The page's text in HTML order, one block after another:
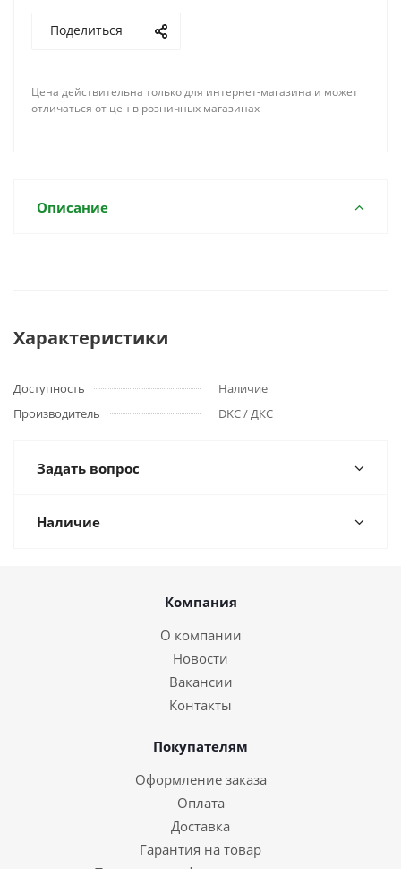
Поделиться
Цена действительна только для интернет-магазина и может
отличаться от цен в розничных магазинах
Описание
Характеристики
Доступность
Наличие
Производитель
DKC / ДКС
Задать вопрос
Наличие
Компания
О компании
Новости
Вакансии
Контакты
Покупателям
Оформление заказа
Оплата
Доставка
Гарантия на товар